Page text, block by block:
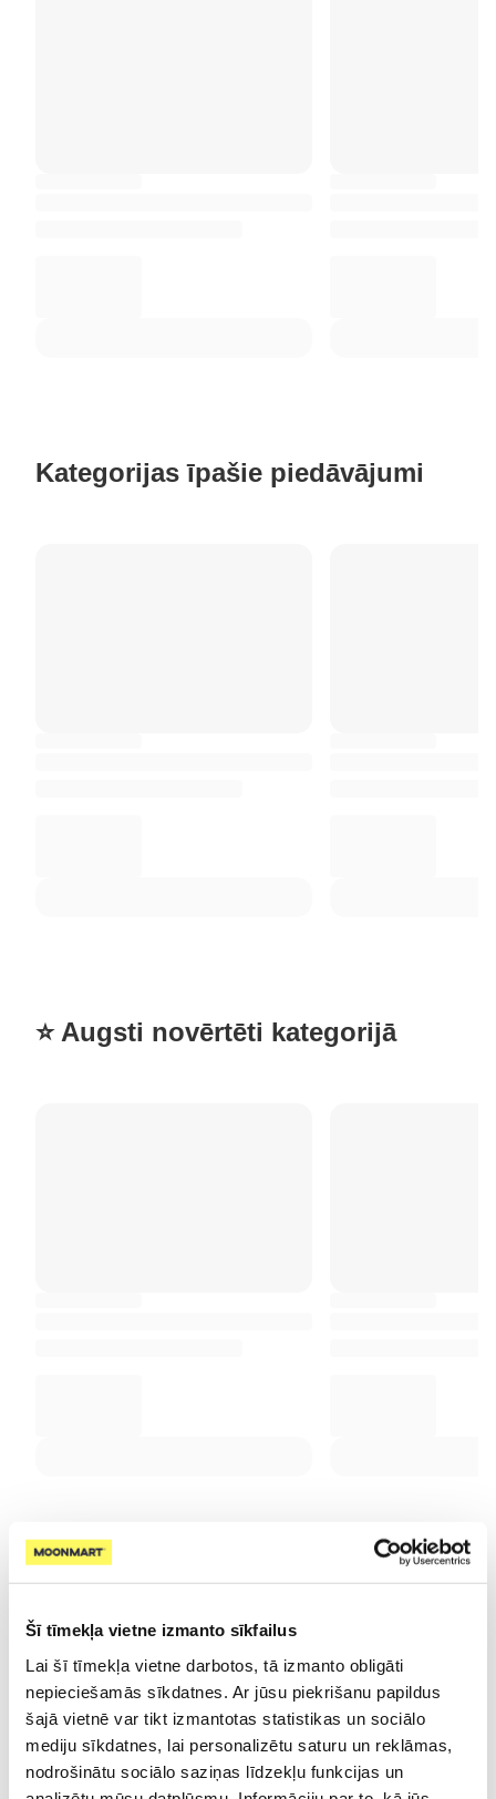
Šī tīmekļa vietne izmanto sīkfailus
Lai šī tīmekļa vietne darbotos, tā izmanto obligāti
nepieciešamās sīkdatnes. Ar jūsu piekrišanu papildus
šajā vietnē var tikt izmantotas statistikas un sociālo
mediju sīkdatnes, lai personalizētu saturu un reklāmas,
nodrošinātu sociālo saziņas līdzekļu funkcijas un
Kategorijas īpašie piedāvājumi
⭐ Augsti novērtēti kategorijā
Saules aizsardzībai vasarā